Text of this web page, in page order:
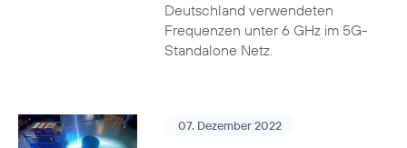
Deutschland verwendeten
Frequenzen unter 6 GHz im 5G-
Standalone Netz.
07. Dezember 2022